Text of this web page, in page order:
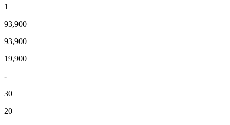
1
93,900
93,900
19,900
-
30
20